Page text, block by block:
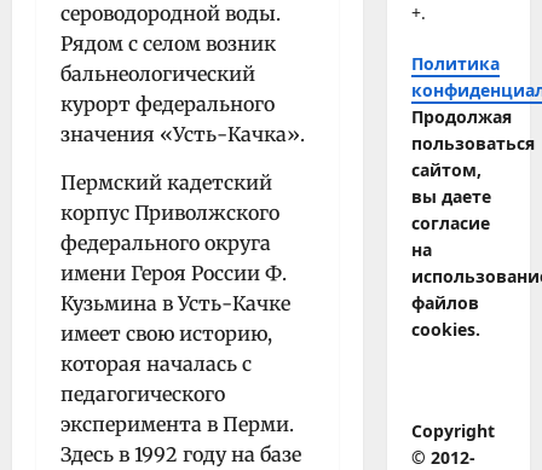
сероводородной воды.
Рядом с селом возник
бальнеологический
курорт федерального
значения «Усть-Качка».
Пермский кадетский
корпус Приволжского
федерального округа
имени Героя России Ф.
Кузьмина в Усть-Качке
имеет свою историю,
которая началась с
педагогического
эксперимента в Перми.
Здесь в 1992 году на базе
+.
Политика
Продолжая
пользоваться
сайтом,
вы даете
согласие
на
файлов
cookies.
Copyright
© 2012-